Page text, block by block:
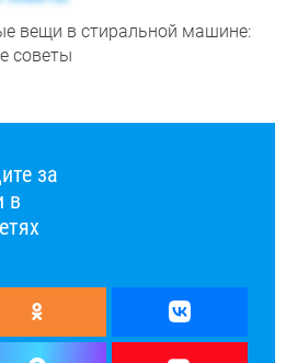
вещи в стиральной машине:
советы
за
в